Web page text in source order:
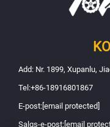
Add: Nr. 1899, Xupanlu,
Tel:+86-18916801867
E-post:[email protected]
Salgs-e-post:[email